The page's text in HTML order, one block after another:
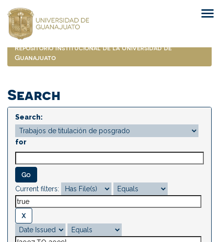
navigation
Repositorio Institucional de la Universidad de
Guanajuato
Search
Search:
for
Current filters: